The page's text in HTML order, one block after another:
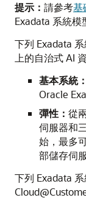
提示： 請參考基
Exadata 系統模
下列 Exadata
上的自治式 AI
基本系統：
Oracle
彈性： 從
伺服器和
始，最多
部儲存伺服
下列 Exadata